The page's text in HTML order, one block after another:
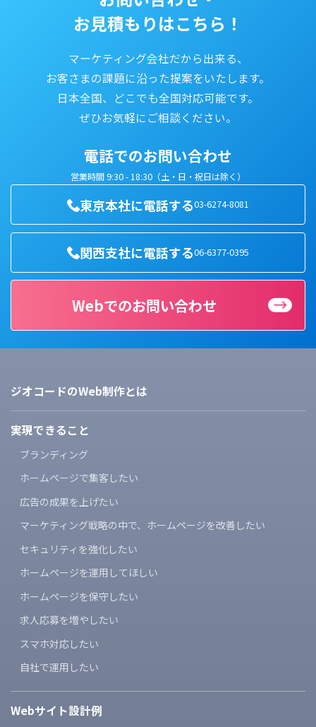
お見積もりはこちら！
マーケティング会社だから出来る、
お客さまの課題に沿った提案をいたします。
日本全国、どこでも全国対応可能です。
ぜひお気軽にご相談ください。
電話でのお問い合わせ
営業時間 9:30 - 18:30（土・日・祝日は除く）
東京本社に電話する03-6274-8081
関西支社に電話する06-6377-0395
Webでのお問い合わせ
ジオコードのWeb制作とは
実現できること
ブランディング
ホームページで集客したい
広告の成果を上げたい
マーケティング戦略の中で、 ホームページを改善したい
セキュリティを強化したい
ホームページを運用してほしい
ホームページを保守したい
求人応募を増やしたい
スマホ対応したい
自社で運用したい
Webサイト設計例